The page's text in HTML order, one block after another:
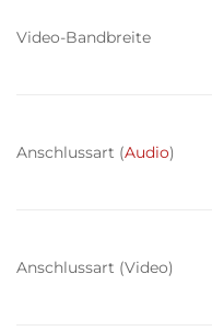
Video-Bandbreite
Anschlussart (Audio)
Anschlussart (Video)